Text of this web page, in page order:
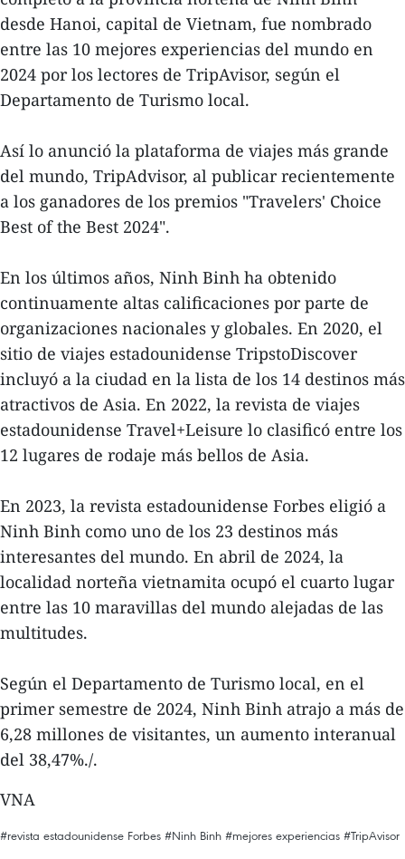
desde Hanoi, capital de Vietnam, fue nombrado
entre las 10 mejores experiencias del mundo en
2024 por los lectores de TripAvisor, según el
Departamento de Turismo local.
Así lo anunció la plataforma de viajes más grande
del mundo, TripAdvisor, al publicar recientemente
a los ganadores de los premios "Travelers' Choice
Best of the Best 2024".
En los últimos años, Ninh Binh ha obtenido
continuamente altas calificaciones por parte de
organizaciones nacionales y globales. En 2020, el
sitio de viajes estadounidense TripstoDiscover
incluyó a la ciudad en la lista de los 14 destinos más
atractivos de Asia. En 2022, la revista de viajes
estadounidense Travel+Leisure lo clasificó entre los
12 lugares de rodaje más bellos de Asia.
En 2023, la revista estadounidense Forbes eligió a
Ninh Binh como uno de los 23 destinos más
interesantes del mundo. En abril de 2024, la
localidad norteña vietnamita ocupó el cuarto lugar
entre las 10 maravillas del mundo alejadas de las
multitudes.
Según el Departamento de Turismo local, en el
primer semestre de 2024, Ninh Binh atrajo a más de
6,28 millones de visitantes, un aumento interanual
del 38,47%./.
VNA
#revista estadounidense Forbes #Ninh Binh #mejores experiencias #TripAvisor